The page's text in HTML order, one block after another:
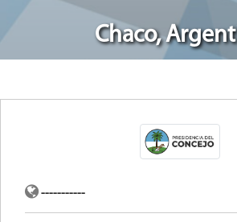
Chaco,
-----------